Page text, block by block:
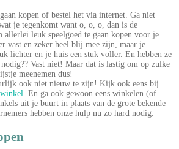
kopen of bestel het via internet. Ga niet
je tegenkomt want o, o, o, dan is de
leuk speelgoed te gaan kopen voor je
vast en zeker heel blij mee zijn, maar je
lichter en je huis een stuk voller. En hebben ze
Vast niet! Maar dat is lastig om op zulke
meenemen dus!
ook niet nieuw te zijn! Kijk ook eens bij
. En ga ook gewoon eens winkelen (of
uit je buurt in plaats van de grote bekende
hebben onze hulp nu zo hard nodig.